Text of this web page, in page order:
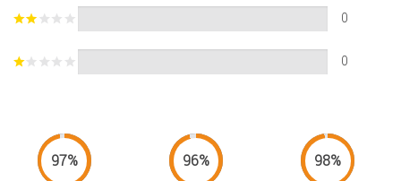
0
0